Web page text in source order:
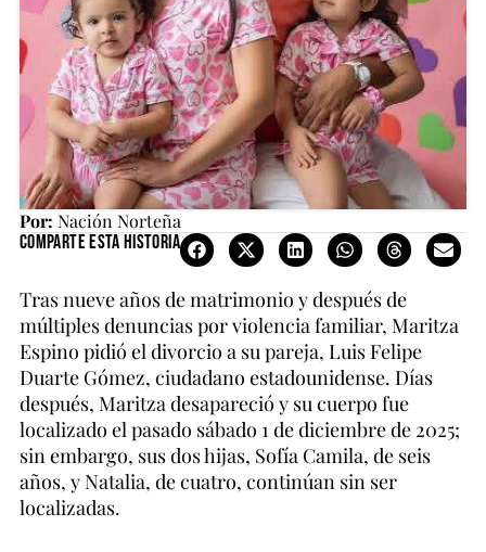
Por: Nación Norteña
Comparte esta historia
Tras nueve años de matrimonio y después de
múltiples denuncias por violencia familiar, Maritza
Espino pidió el divorcio a su pareja, Luis Felipe
Duarte Gómez, ciudadano estadounidense. Días
después, Maritza desapareció y su cuerpo fue
localizado el pasado sábado 1 de diciembre de 2025;
sin embargo, sus dos hijas, Sofía Camila, de seis
años, y Natalia, de cuatro, continúan sin ser
localizadas.